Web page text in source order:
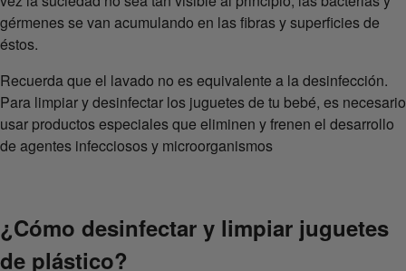
gérmenes se van acumulando en las fibras y superficies de
éstos.
Recuerda que el lavado no es equivalente a la desinfección.
Para limpiar y desinfectar los juguetes de tu bebé, es necesario
usar productos especiales que eliminen y frenen el desarrollo
de agentes infecciosos y microorganismos
¿Cómo desinfectar y limpiar juguetes
de plástico?